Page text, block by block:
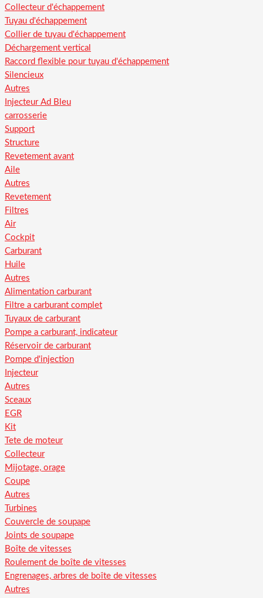
Collecteur d'échappement
Tuyau d'échappement
Collier de tuyau d'échappement
Déchargement vertical
Raccord flexible pour tuyau d'échappement
Silencieux
Autres
Injecteur Ad Bleu
carrosserie
Support
Structure
Revetement avant
Aile
Autres
Revetement
Filtres
Air
Cockpit
Carburant
Huile
Autres
Alimentation carburant
Filtre a carburant complet
Tuyaux de carburant
Pompe a carburant, indicateur
Réservoir de carburant
Pompe d'injection
Injecteur
Autres
Sceaux
EGR
Kit
Tete de moteur
Collecteur
Mijotage, orage
Coupe
Autres
Turbines
Couvercle de soupape
Joints de soupape
Boîte de vitesses
Roulement de boîte de vitesses
Engrenages, arbres de boîte de vitesses
Autres